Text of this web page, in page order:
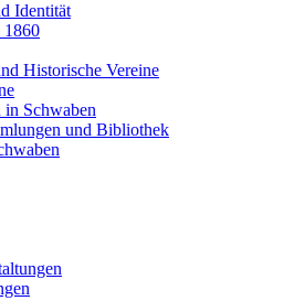
Identität
1860
Historische Vereine
in Schwaben
und Bibliothek